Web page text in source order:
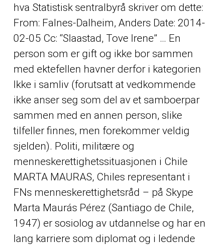
hva Statistisk sentralbyrå skriver om dette:
From: Falnes-Dalheim, Anders Date: 2014-
02-05 Cc: “Slaastad, Tove Irene” … En
person som er gift og ikke bor sammen
med ektefellen havner derfor i kategorien
Ikke i samliv (forutsatt at vedkommende
ikke anser seg som del av et samboerpar
sammen med en annen person, slike
tilfeller finnes, men forekommer veldig
sjelden). Politi, militære og
menneskerettighetssituasjonen i Chile
MARTA MAURAS, Chiles representant i
FNs menneskerettighetsråd – på Skype
Marta Maurás Pérez (Santiago de Chile,
1947) er sosiolog av utdannelse og har en
lang karriere som diplomat og i ledende